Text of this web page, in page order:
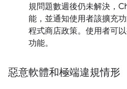
規問題數週後仍未解決，
能，並通知使用者該擴充
程式商店政策。使用者可
功能。
惡意軟體和極端違規情形